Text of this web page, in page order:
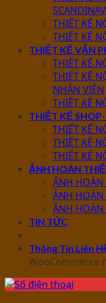
THIẾT KẾ
THIẾT KẾ
THIẾT KẾ VĂN
THIẾT KẾ
THIẾT KẾ
NHÂN VIÊN
THIẾT KẾ
THIẾT KẾ
THIẾT KẾ
THIẾT KẾ
THIẾT KẾ
ẢNH HOÀN
ẢNH HOÀN
ẢNH HOÀN
ẢNH HOÀN
TIN TỨC
Thông Tin Liên
WooCommerce